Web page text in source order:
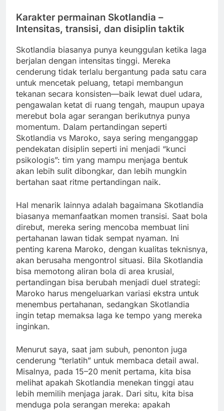
Karakter permainan Skotlandia –
Intensitas, transisi, dan disiplin taktik
Skotlandia biasanya punya keunggulan ketika laga
berjalan dengan intensitas tinggi. Mereka
cenderung tidak terlalu bergantung pada satu cara
untuk mencetak peluang, tetapi membangun
tekanan secara konsisten—baik lewat duel udara,
pengawalan ketat di ruang tengah, maupun upaya
merebut bola agar serangan berikutnya punya
momentum. Dalam pertandingan seperti
Skotlandia vs Maroko, saya sering menganggap
pendekatan disiplin seperti ini menjadi “kunci
psikologis”: tim yang mampu menjaga bentuk
akan lebih sulit dibongkar, dan lebih mungkin
bertahan saat ritme pertandingan naik.
Hal menarik lainnya adalah bagaimana Skotlandia
biasanya memanfaatkan momen transisi. Saat bola
direbut, mereka sering mencoba membuat lini
pertahanan lawan tidak sempat nyaman. Ini
penting karena Maroko, dengan kualitas teknisnya,
akan berusaha mengontrol situasi. Bila Skotlandia
bisa memotong aliran bola di area krusial,
pertandingan bisa berubah menjadi duel strategi:
Maroko harus mengeluarkan variasi ekstra untuk
menembus pertahanan, sedangkan Skotlandia
ingin tetap memaksa laga ke tempo yang mereka
inginkan.
Menurut saya, saat jam subuh, penonton juga
cenderung “terlatih” untuk membaca detail awal.
Misalnya, pada 15–20 menit pertama, kita bisa
melihat apakah Skotlandia menekan tinggi atau
lebih memilih menjaga jarak. Dari situ, kita bisa
menduga pola serangan mereka: apakah